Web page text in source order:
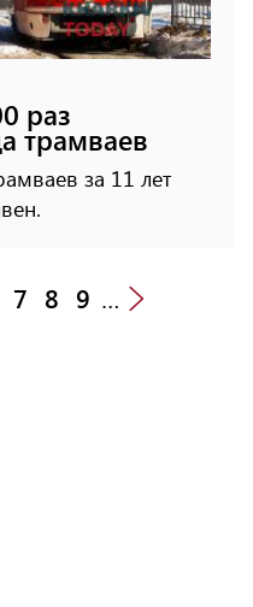
раз
трамваев
за 11 лет
7 8 9 …